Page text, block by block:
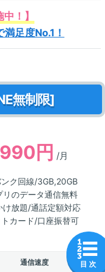
！】
足度No.1！
無制限]
990円 /月
ンク回線/3GB,20GB
リのデータ通信無料
け放題/通話定額対応
カード/口座振替可
通信速度 目 次